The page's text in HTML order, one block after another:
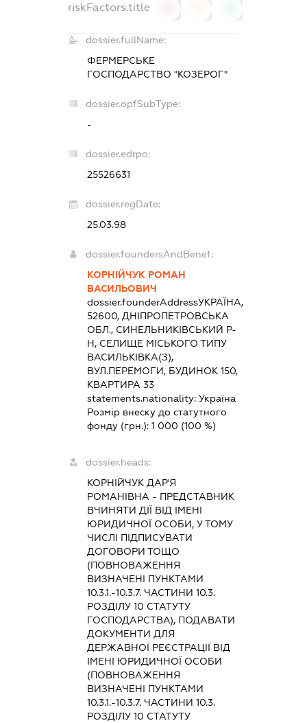
riskFactors.title
dossier.fullName:
ФЕРМЕРСЬКЕ
ГОСПОДАРСТВО "КОЗЕРОГ"
dossier.opfSubType:
-
dossier.edrpo:
25526631
dossier.regDate:
25.03.98
dossier.foundersAndBenef:
КОРНІЙЧУК РОМАН
ВАСИЛЬОВИЧ
dossier.founderAddressУКРАЇНА,
52600, ДНІПРОПЕТРОВСЬКА
ОБЛ., СИНЕЛЬНИКІВСЬКИЙ Р-
Н, СЕЛИЩЕ МІСЬКОГО ТИПУ
ВАСИЛЬКІВКА(З),
ВУЛ.ПЕРЕМОГИ, БУДИНОК 150,
КВАРТИРА 33
statements.nationality:Україна
Розмір внеску до статутного
фонду (грн.):1 000 (100 %)
dossier.heads:
КОРНІЙЧУК ДАР'Я
РОМАНІВНА - ПРЕДСТАВНИК
ВЧИНЯТИ ДІЇ ВІД ІМЕНІ
ЮРИДИЧНОЇ ОСОБИ, У ТОМУ
ЧИСЛІ ПІДПИСУВАТИ
ДОГОВОРИ ТОЩО
(ПОВНОВАЖЕННЯ
ВИЗНАЧЕНІ ПУНКТАМИ
10.3.1.-10.3.7. ЧАСТИНИ 10.3.
РОЗДІЛУ 10 СТАТУТУ
ГОСПОДАРСТВА), ПОДАВАТИ
ДОКУМЕНТИ ДЛЯ
ДЕРЖАВНОЇ РЕЄСТРАЦІЇ ВІД
ІМЕНІ ЮРИДИЧНОЇ ОСОБИ
(ПОВНОВАЖЕННЯ
ВИЗНАЧЕНІ ПУНКТАМИ
10.3.1.-10.3.7. ЧАСТИНИ 10.3.
РОЗДІЛУ 10 СТАТУТУ